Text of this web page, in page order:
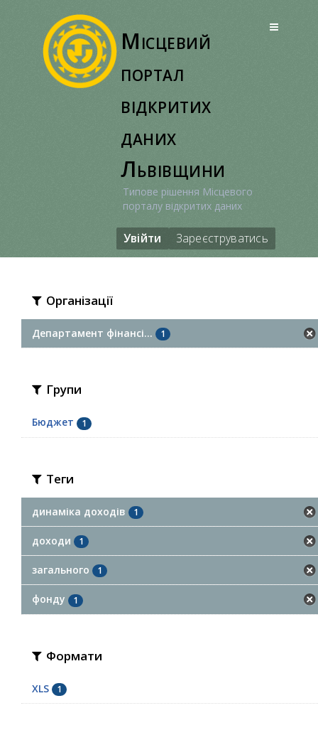
Місцевий
портал
відкритих
даних
Львівщини
Типове рішення Місцевого
порталу відкритих даних
Увійти Зареєструватись
Організації
Департамент фінансі... 1
Групи
Бюджет 1
Теги
динаміка доходів 1
доходи 1
загального 1
фонду 1
Формати
XLS 1